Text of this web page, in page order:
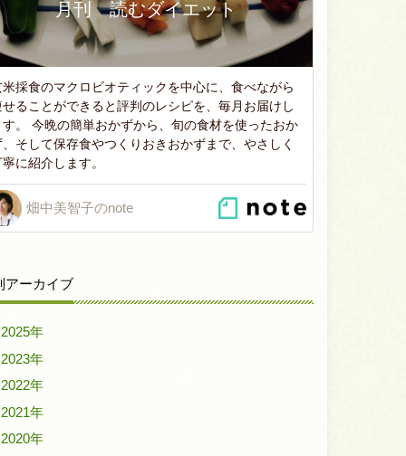
月刊 読むダイエット
米採食のマクロビオティックを中心に、食べながら
せることができると評判のレシピを、毎月お届けし
す。 今晩の簡単おかずから、旬の食材を使ったおか
、そして保存食やつくりおきおかずまで、やさしく
に紹介します。
畑中美智子のnote
アーカイブ
2025年
2023年
2022年
2021年
2020年